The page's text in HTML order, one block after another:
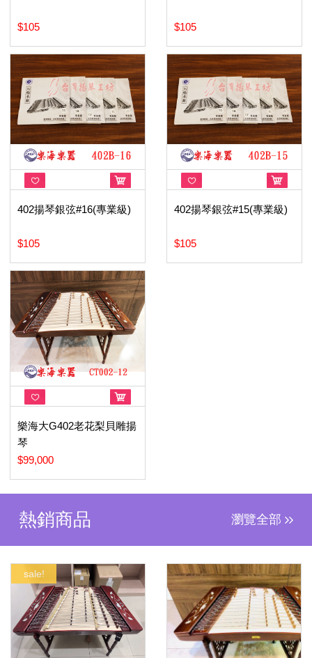
$105 $105
402揚琴銀弦#16(專業級)
$105
402揚琴銀弦#15(專業級)
$105
樂海大G402老花梨貝雕揚
琴
$99,000
瀏覽全部
熱銷商品
sale!